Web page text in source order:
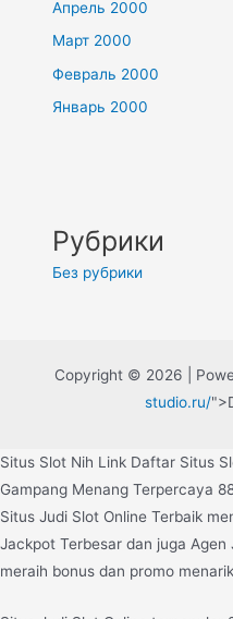
Апрель 2000
Март 2000
Февраль 2000
Январь 2000
Рубрики
Без рубрики
Copyright © 2026 |
studio.ru/
Situs Slot Nih Link Daftar Situs
Gampang Menang Terpercaya
Situs Judi Slot Online Terbaik
Jackpot Terbesar dan juga Agen
meraih bonus dan promo